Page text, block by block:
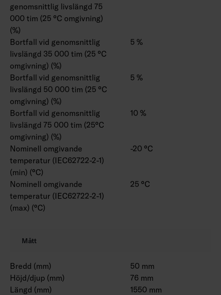
genomsnittlig livslängd 75
000 tim (25 °C omgivning)
(%)
Bortfall vid genomsnittlig
livslängd 35 000 tim (25 °C
omgivning) (%)
5 %
Bortfall vid genomsnittlig
livslängd 50 000 tim (25 °C
omgivning) (%)
5 %
Bortfall vid genomsnittlig
livslängd 75 000 tim (25°C
omgivning) (%)
10 %
Nominell omgivande
temperatur (IEC62722-2-1)
(min) (°C)
-20 °C
Nominell omgivande
temperatur (IEC62722-2-1)
(max) (°C)
25 °C
Mått
Bredd (mm)
50 mm
Höjd/djup (mm)
76 mm
Längd (mm)
1550 mm